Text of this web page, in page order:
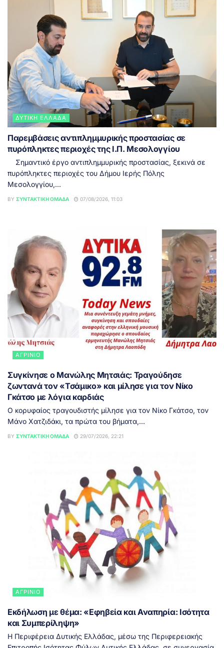
ΔΥΤΙΚΉ ΕΛΛΆΔΑ
Παρεμβάσεις αντιπλημμυρικής προστασίας σε
πυρόπληκτες περιοχές της Ι.Π. Μεσολογγίου
Σημαντικό έργο αντιπλημμυρικής προστασίας, ξεκινά σε
πυρόπληκτες περιοχές του Δήμου Ιερής Πόλης
Μεσολογγίου,...
BY ΣΥΝΤΑΚΤΙΚΉ ΟΜΆΔΑ 07/08/2026, 11:03
ΑΓΡΊΝΙΟ
Συγκίνησε ο Μανώλης Μητσιάς: Τραγούδησε
ζωντανά τον «Τσάμικο» και μίλησε για τον Νίκο
Γκάτσο με λόγια καρδιάς
Ο κορυφαίος τραγουδιστής μίλησε για τον Νίκο Γκάτσο, τον
Μάνο Χατζιδάκι, τα πρώτα του βήματα,...
BY ΣΥΝΤΑΚΤΙΚΉ ΟΜΆΔΑ 29/07/2026, 22:21
ΑΓΡΊΝΙΟ
Εκδήλωση με θέμα: «Εφηβεία και Αναπηρία: Ισότητα
και Συμπερίληψη»
Η Περιφέρεια Δυτικής Ελλάδας, μέσω της Περιφερειακής